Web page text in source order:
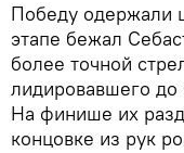
Победу одержали
этапе бежал
более точной
лидировавшего
На финише их
концовке из рук